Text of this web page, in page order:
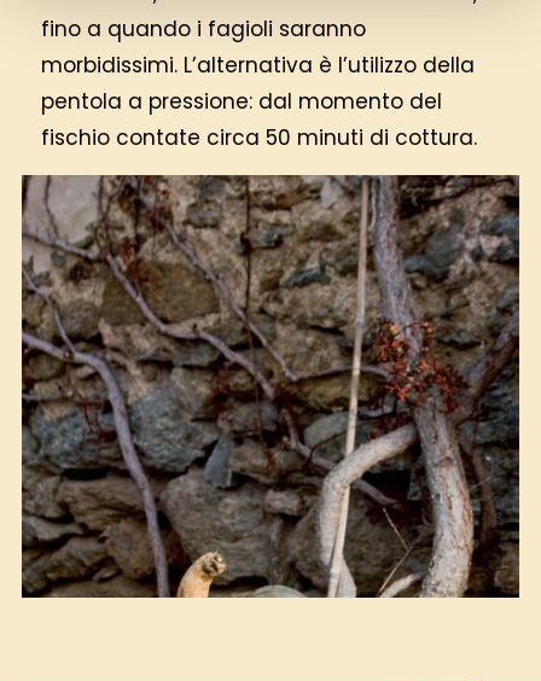
fino a quando i fagioli saranno
morbidissimi. L’alternativa è l’utilizzo della
pentola a pressione: dal momento del
fischio contate circa 50 minuti di cottura.